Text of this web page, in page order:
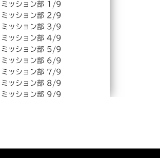
ミッション部 1/9
ミッション部 2/9
ミッション部 3/9
ミッション部 4/9
ミッション部 5/9
ミッション部 6/9
ミッション部 7/9
ミッション部 8/9
ミッション部 9/9
ハンドル部 3/6